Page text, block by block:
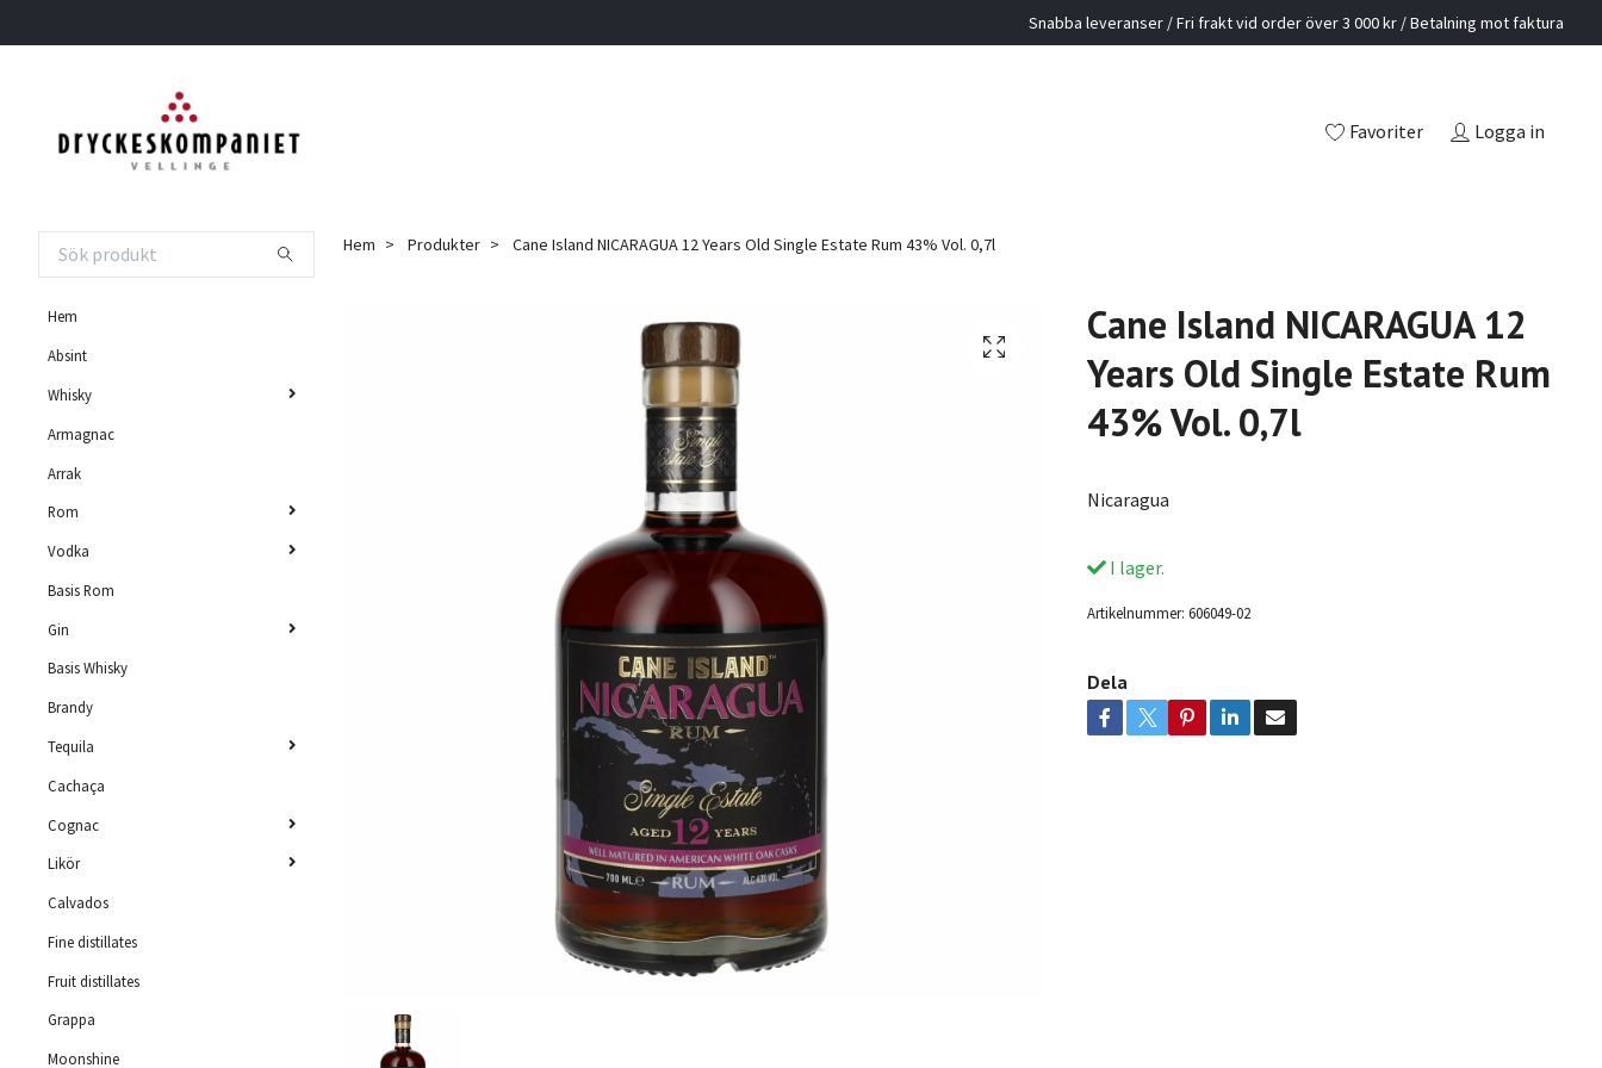
Snabba leveranser / Fri frakt vid order över 3 000 kr / Betalning mot faktura
Favoriter Logga in
Hem
Absint
Whisky
Armagnac
Arrak
Rom
Vodka
Basis Rom
Gin
Basis Whisky
Brandy
Tequila
Cachaça
Cognac
Likör
Calvados
Fine distillates
Fruit distillates
Grappa
Moonshine
Hem Produkter Cane Island NICARAGUA 12 Years Old Single Estate Rum 43% Vol. 0,7l
Cane Island NICARAGUA 12
Years Old Single Estate Rum
43% Vol. 0,7l
Nicaragua
I lager.
Artikelnummer: 606049-02
Dela